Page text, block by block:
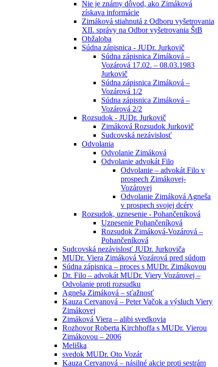
Nie je známy dôvod, ako Zimáková
získava informácie
Zimáková stiahnutá z Odboru vyšetrovania
XII. správy na Odbor vyšetrovania ŠtB
Obžaloba
Súdna zápisnica - JUDr. Jurkovič
Súdna zápisnica Zimáková –
Vozárová 17.02. – 08.03.1983
Jurkovič
Súdna zápisnica Zimáková –
Vozárová 1/2
Súdna zápisnica Zimáková –
Vozárová 2/2
Rozsudok - JUDr. Jurkovič
Zimáková Rozsudok Jurkovič
Sudcovská nezávislosť
Odvolania
Odvolanie Zimáková
Odvolanie advokát Filo
Odvolanie – advokát Filo v
prospech Zimákovej-
Vozárovej
Odvolanie Zimáková Agneša
v prospech svojej dcéry
Rozsudok, uznesenie - Pohančeníková
Uznesenie Pohančeníková
Rozsudok Zimáková-Vozárová –
Pohančeníková
Sudcovská nezávislosť JUDr. Jurkoviča
MUDr. Viera Zimáková Vozárová pred súdom
Súdna zápisnica – proces s MUDr. Zimákovou
Dr. Filo – advokát MUDr. Viery Vozárovej –
Odvolanie proti rozsudku
Agneša Zimáková – sťažnosť
Kauza Cervanová – Peter Vačok a výsluch Viery
Zimákovej
Zimáková Viera – alibi svedkovia
Rozhovor Roberta Kirchhoffa s MUDr. Vierou
Zimákovou – 2006
Meliška
svedok MUDr. Oto Vozár
Kauza Cervanová – násilné akcie proti sestrám